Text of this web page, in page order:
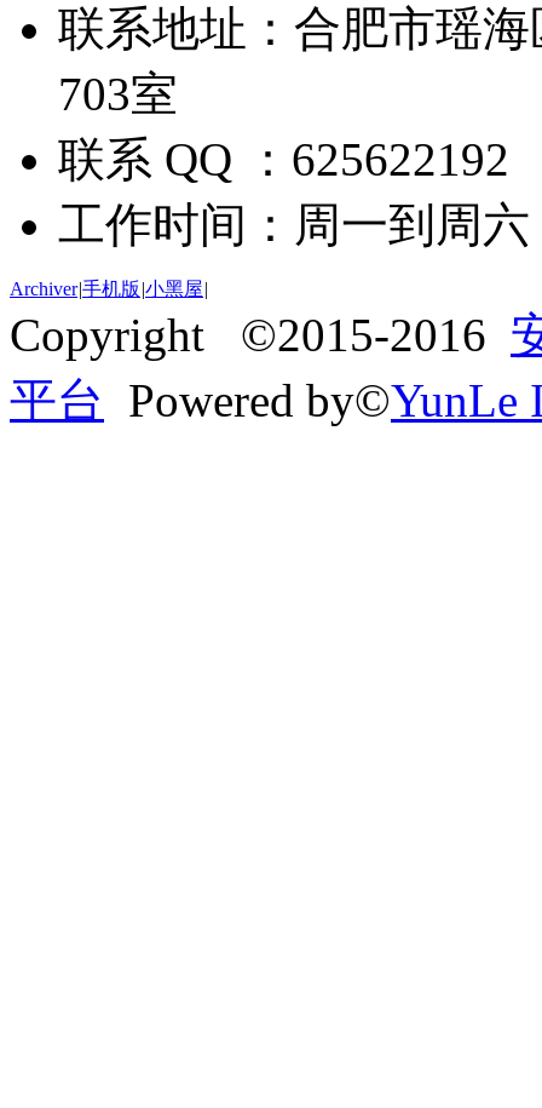
联系地址：合肥市瑶
703室
联系 QQ ：
工作时间：周一到周六
Archiver|手机版 |小黑屋|
Copyright ©2015-2016
平台 Powered by©YunLe